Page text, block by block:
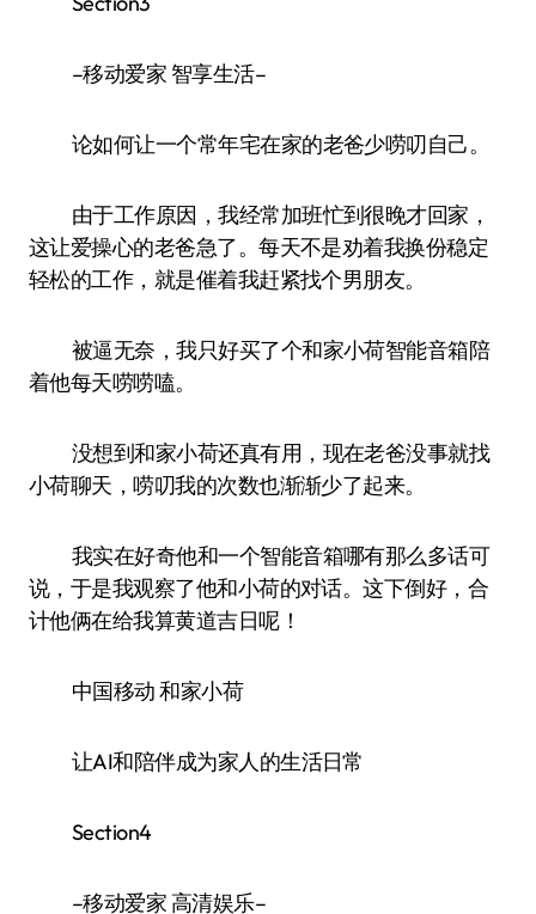
–移动爱家 智享生活–
论如何让一个常年宅在家的老爸少唠叨自己。
由于工作原因，我经常加班忙到很晚才回家，
这让爱操心的老爸急了。每天不是劝着我换份稳定
轻松的工作，就是催着我赶紧找个男朋友。
被逼无奈，我只好买了个和家小荷智能音箱陪
着他每天唠唠嗑。
没想到和家小荷还真有用，现在老爸没事就找
小荷聊天，唠叨我的次数也渐渐少了起来。
我实在好奇他和一个智能音箱哪有那么多话可
说，于是我观察了他和小荷的对话。这下倒好，合
计他俩在给我算黄道吉日呢！
中国移动 和家小荷
让AI和陪伴成为家人的生活日常
Section4
–移动爱家 高清娱乐–